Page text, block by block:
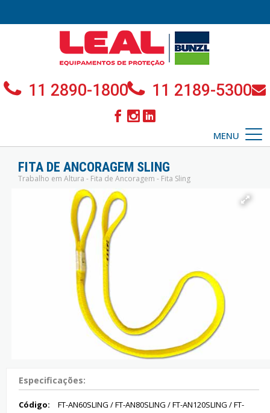
11 2890-1800 11 2189-5300
MENU
FITA DE ANCORAGEM SLING
Trabalho em Altura - Fita de Ancoragem - Fita Sling
Especificações:
Código:
FT-AN60SLING / FT-AN80SLING / FT-AN120SLING / FT-